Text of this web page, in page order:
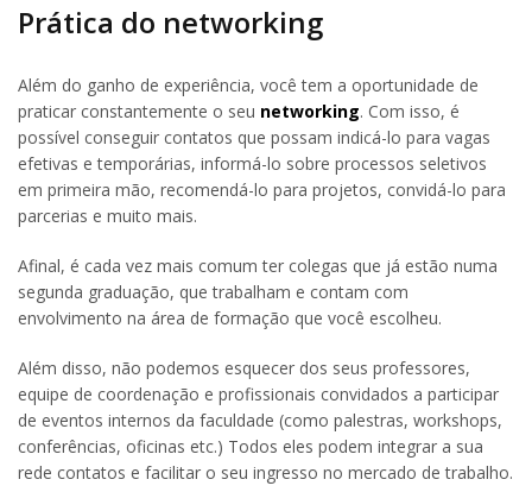
Prática do networking
Além do ganho de experiência, você tem a oportunidade de
praticar constantemente o seu networking. Com isso, é
possível conseguir contatos que possam indicá-lo para vagas
efetivas e temporárias, informá-lo sobre processos seletivos
em primeira mão, recomendá-lo para projetos, convidá-lo para
parcerias e muito mais.
Afinal, é cada vez mais comum ter colegas que já estão numa
segunda graduação, que trabalham e contam com
envolvimento na área de formação que você escolheu.
Além disso, não podemos esquecer dos seus professores,
equipe de coordenação e profissionais convidados a participar
de eventos internos da faculdade (como palestras, workshops,
conferências, oficinas etc.) Todos eles podem integrar a sua
rede contatos e facilitar o seu ingresso no mercado de trabalho.